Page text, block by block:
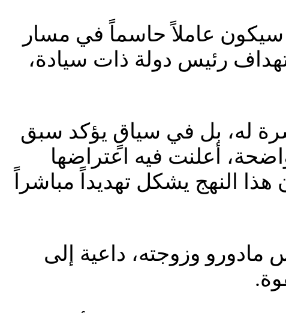
سيكون عاملاً حاسماً في مسار
رئيس دولة ذات سيادة،
له، بل في سياقٍ يؤكد سبق
أعلنت فيه اعتراضها
النهج يشكل تهديداً مباشراً
مادورو وزوجته، داعية إلى